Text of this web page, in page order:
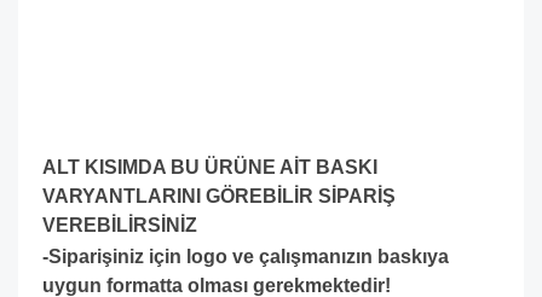
ALT KISIMDA BU ÜRÜNE AİT BASKI
VARYANTLARINI GÖREBİLİR SİPARİŞ
VEREBİLİRSİNİZ
-Siparişiniz için logo ve çalışmanızın baskıya
uygun formatta olması gerekmektedir!